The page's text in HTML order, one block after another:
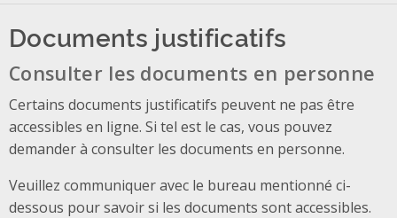
Documents justificatifs
Consulter les documents en personne
Certains documents justificatifs peuvent ne pas être
accessibles en ligne. Si tel est le cas, vous pouvez
demander à consulter les documents en personne.
Veuillez communiquer avec le bureau mentionné ci-
dessous pour savoir si les documents sont accessibles.